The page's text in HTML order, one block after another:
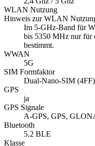
WLAN Nutzung
Hinweis zur WLAN
Im 5-GHz-Band für
bis 5350 MHz nur für
bestimmt.
WWAN
5G
SIM Formfaktor
Dual-Nano-SIM (4FF)
GPS
ja
GPS Signale
A-GPS, GPS,
Bluetooth
5.2 BLE
Klasse